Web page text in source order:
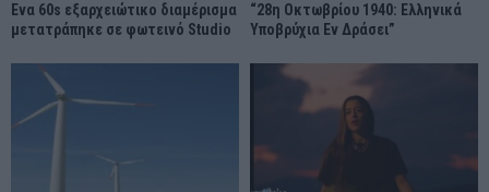
Ένα 60s εξαρχειώτικο διαμέρισμα
μετατράπηκε σε φωτεινό Studio
“28η Οκτωβρίου 1940: Ελληνικά
Υποβρύχια Εν Δράσει”